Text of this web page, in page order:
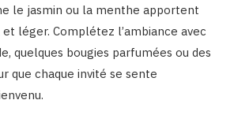
le jasmin ou la menthe apportent
léger. Complétez l’ambiance avec
quelques bougies parfumées ou des
que chaque invité se sente